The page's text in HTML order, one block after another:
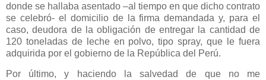
donde se hallaba asentado –al tiempo en que dicho contrato
se celebró- el domicilio de la firma demandada y, para el
caso, deudora de la obligación de entregar la cantidad de
120 toneladas de leche en polvo, tipo spray, que le fuera
adquirida por el gobierno de la República del Perú.
Por último, y haciendo la salvedad de que no me